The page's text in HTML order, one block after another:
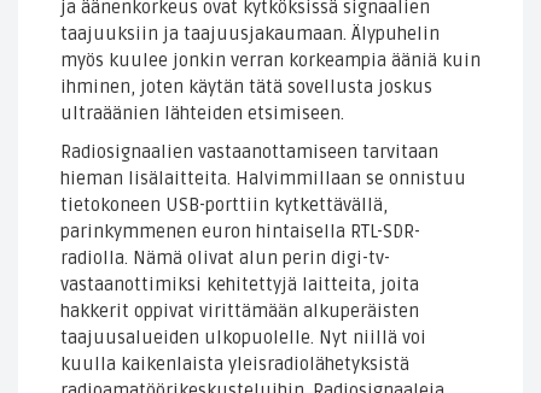
ja äänenkorkeus ovat kytköksissä signaalien
taajuuksiin ja taajuusjakaumaan. Älypuhelin
myös kuulee jonkin verran korkeampia ääniä kuin
ihminen, joten käytän tätä sovellusta joskus
ultraäänien lähteiden etsimiseen.
Radiosignaalien vastaanottamiseen tarvitaan
hieman lisälaitteita. Halvimmillaan se onnistuu
tietokoneen USB-porttiin kytkettävällä,
parinkymmenen euron hintaisella RTL-SDR-
radiolla. Nämä olivat alun perin digi-tv-
vastaanottimiksi kehitettyjä laitteita, joita
hakkerit oppivat virittämään alkuperäisten
taajuusalueiden ulkopuolelle. Nyt niillä voi
kuulla kaikenlaista yleisradiolähetyksistä